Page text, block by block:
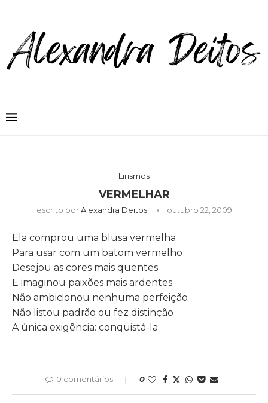
Lirismos
VERMELHAR
escrito porAlexandra Deitos outubro 22, 2009
Ela comprou uma blusa vermelha
Para usar com um batom vermelho
Desejou as cores mais quentes
E imaginou paixões mais ardentes
Não ambicionou nenhuma perfeição
Não listou padrão ou fez distinção
A única exigência: conquistá-la
0 comentários 0